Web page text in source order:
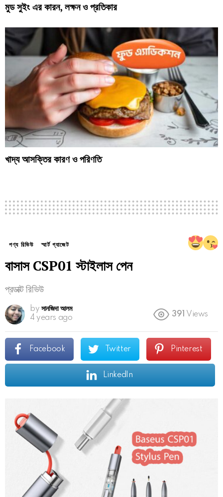
মুড সুইং এর কারন, লক্ষন ও প্রতিকার
খাদ্য আসক্তির কারণ ও পরিণতি
পণ্য রিভিউ স্মার্ট গ্যাজেট
বাসাস CSP01 স্টাইলাস পেন
প্রডাক্ট রিভিউ
by সানজিদা আলম
4 years ago
391 Views
Facebook Twitter Pinterest
LinkedIn